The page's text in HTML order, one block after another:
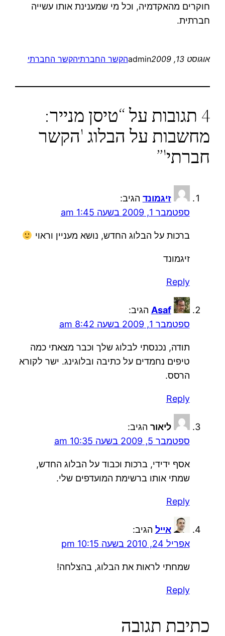
חוקרים מהאקדמיה, וכל מי שמענינת אותו עשייה
חברתית.
אוגוסט 13, 2009 adminהקשר החברתיהקשר החברתי
4 תגובות על “טיסן מנייר:
מחשבות על הבלוג 'הקשר
חברתי'”
זיגמונד הגיב:
ספטמבר 1, 2009 בשעה 1:45 am
ברכות על הבלוג החדש, נושא מעניין וראוי
זיגמונד
Reply
Asaf הגיב:
ספטמבר 1, 2009 בשעה 8:42 am
תודה, נכנסתי לבלוג שלך וכבר מצאתי כמה
טיפים נחמדים על כתיבה ובלוגינג. ישר לקורא
הרסס.
Reply
ליאור הגיב:
ספטמבר 5, 2009 בשעה 10:35 am
אסף ידידי, ברכות וכבוד על הבלוג החדש,
שמתי אותו ברשימת המועדפים שלי.
Reply
אייל הגיב:
אפריל 24, 2010 בשעה 10:15 pm
שמחתי לראות את הבלוג, בהצלחה!
Reply
כתיבת תגובה